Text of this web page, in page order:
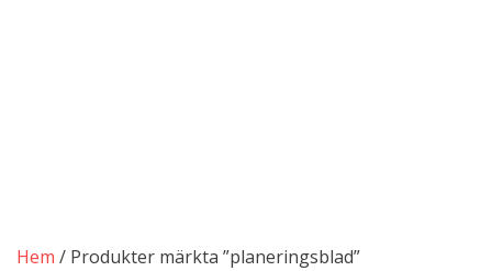
Hem / Produkter märkta ”planeringsblad”